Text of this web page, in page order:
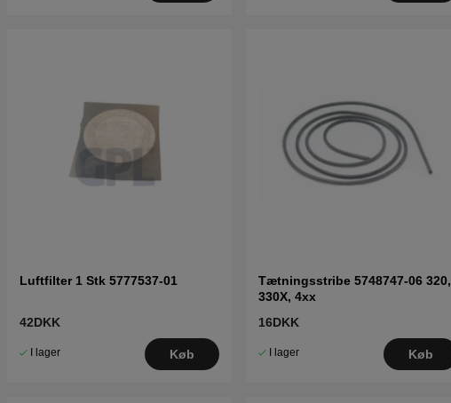
Luftfilter 1 Stk 5777537-01
42DKK
I lager Køb
Tætningsstribe 5748747-06 320,
330X, 4xx
16DKK
I lager Køb